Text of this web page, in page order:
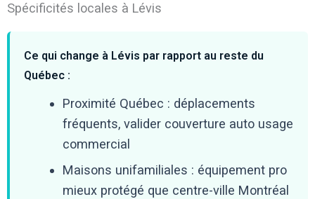
Spécificités locales à Lévis
Ce qui change à Lévis par rapport au reste du
Québec :
Proximité Québec : déplacements
fréquents, valider couverture auto usage
commercial
Maisons unifamiliales : équipement pro
mieux protégé que centre-ville Montréal